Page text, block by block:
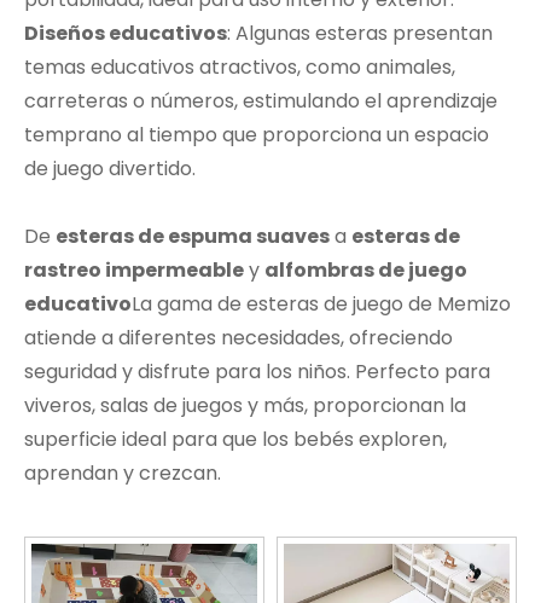
Diseños educativos: Algunas esteras presentan
temas educativos atractivos, como animales,
carreteras o números, estimulando el aprendizaje
temprano al tiempo que proporciona un espacio
de juego divertido.
De esteras de espuma suavesa esteras de
rastreo impermeabley alfombras de juego
educativoLa gama de esteras de juego de Memizo
atiende a diferentes necesidades, ofreciendo
seguridad y disfrute para los niños. Perfecto para
viveros, salas de juegos y más, proporcionan la
superficie ideal para que los bebés exploren,
aprendan y crezcan.